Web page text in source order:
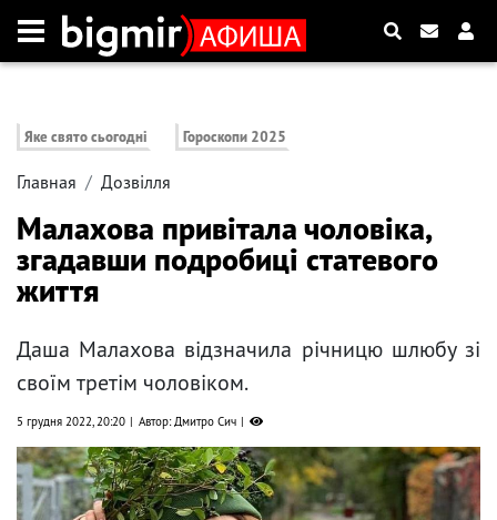
Яке свято сьогодні Гороскопи 2025
Главная Дозвілля
Малахова привітала чоловіка,
згадавши подробиці статевого
життя
Даша Малахова відзначила річницю шлюбу зі
своїм третім чоловіком.
5 грудня 2022, 20:20 Автор: Дмитро Сич